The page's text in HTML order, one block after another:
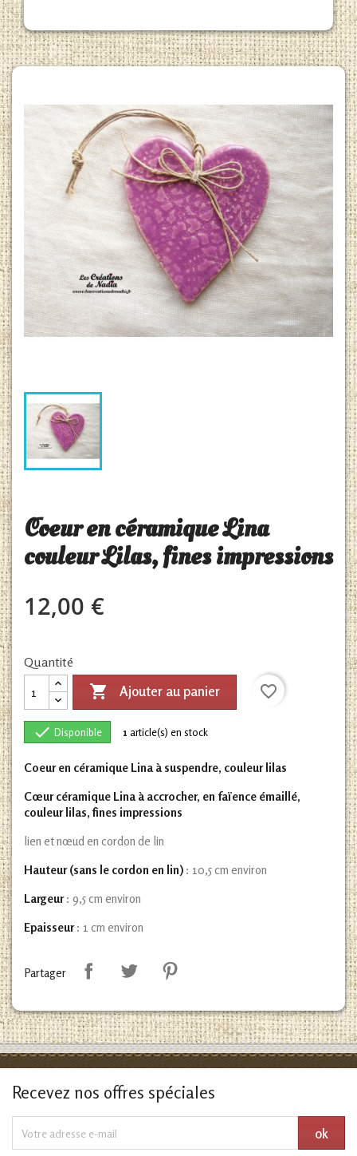
Coeur en céramique Lina
couleur Lilas, fines impressions
12,00 €
Quantité
 Ajouter au panier favorite_border
 Disponible 1 article(s) en stock
Coeur en céramique Lina à suspendre, couleur lilas
Cœur céramique Lina à accrocher, en faïence émaillé,
couleur lilas, fines impressions
lien et nœud en cordon de lin
Hauteur (sans le cordon en lin) : 10,5 cm environ
Largeur: 9,5 cm environ
Epaisseur: 1 cm environ
Partager
Recevez nos offres spéciales